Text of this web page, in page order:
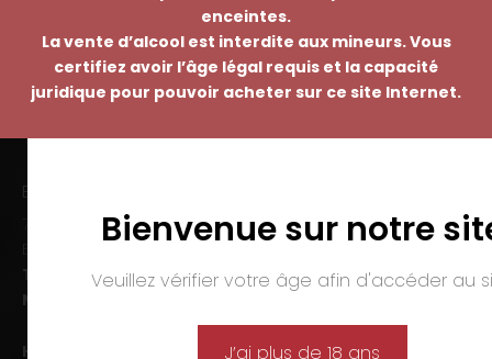
enceintes.
La vente d’alcool est interdite aux mineurs. Vous
certifiez avoir l’âge légal requis et la capacité
juridique pour pouvoir acheter sur ce site Internet.
Bienvenue sur notre
Veuillez vérifier votre âge afin d'accéder au
J’ai plus de 18 ans
EMMANUEL NASTI
7 avenue Pierre Pflimlin – ZAC Espale
Tél. :
03 89 46 50 35
Mail :
Horaires d’ouverture :